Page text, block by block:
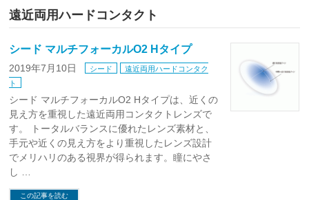
遠近両用ハードコンタクト
シード マルチフォーカルO2 Hタイプ
2019年7月10日 シード
遠近両用ハードコンタク
ト
シード マルチフォーカルO2 Hタイプは、近くの
見え方を重視した遠近両用コンタクトレンズで
す。 トータルバランスに優れたレンズ素材と、
手元や近くの見え方をより重視したレンズ設計
でメリハリのある視界が得られます。瞳にやさ
し …
この記事を読む